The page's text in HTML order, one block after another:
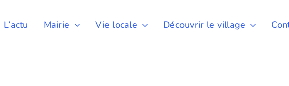
L’actu Mairie Vie locale Découvrir le village